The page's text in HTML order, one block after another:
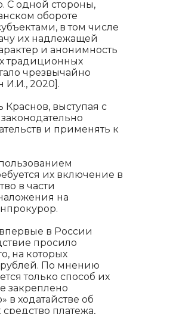
С одной стороны,
обороте
в том числе
их надлежащей
и анонимность
традиционных
чрезвычайно
И.И., 2020].
выступая с
и применять к
их включение в
в части
на
в России
просило
на которых
рублей. По мнению
только способ их
закреплено
в ходатайстве об
средство платежа,